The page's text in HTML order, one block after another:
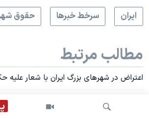
ايران
سرخط خبرها حقوق
مطالب مرتبط
اعتراض در شهرهای بزرگ ایران با شعار علیه
تظاهرات اعتراضی در منطقه شاپور جدید
و درگیری پلیس با مردم